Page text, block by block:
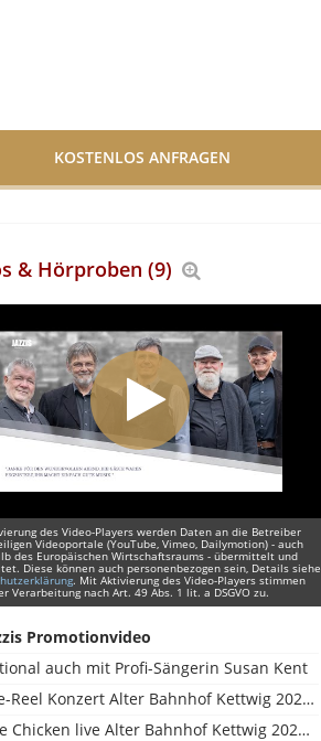
& Hörproben (9)
des Video-Players werden Daten an die Betreiber
Videoportale (YouTube, Vimeo, Dailymotion) - auch
des Europäischen Wirtschaftsraums - übermittelt und
Diese können auch personenbezogen sein, Details siehe
. Mit Aktivierung des Video-Players stimmen
Verarbeitung nach Art. 49 Abs. 1 lit. a DSGVO zu.
Promotionvideo
auch mit Profi-Sängerin Susan Kent
Konzert Alter Bahnhof Kettwig 2025 (Zusammenschnitt Konzert 2 min)
live Alter Bahnhof Kettwig 2025 (Ausschnitt 1 min)